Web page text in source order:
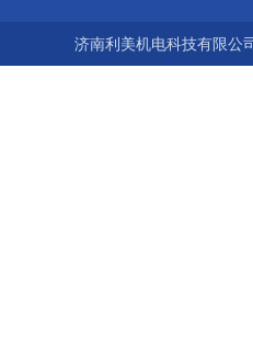
济南利美机电科技有限